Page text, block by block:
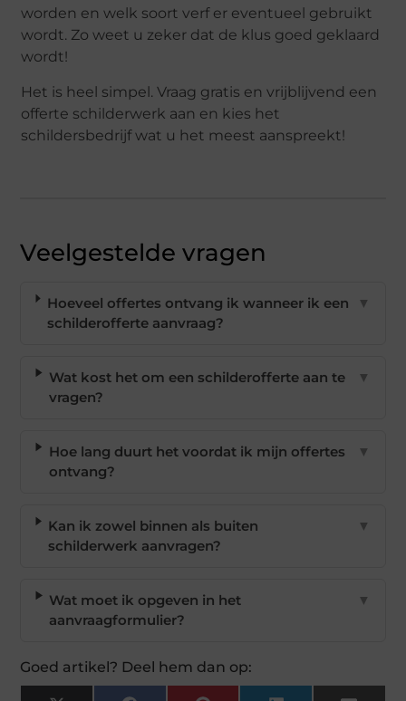
worden en welk soort verf er eventueel gebruikt
wordt. Zo weet u zeker dat de klus goed geklaard
wordt!
Het is heel simpel. Vraag gratis en vrijblijvend een
offerte schilderwerk aan en kies het
schildersbedrijf wat u het meest aanspreekt!
Veelgestelde vragen
Hoeveel offertes ontvang ik wanneer ik een
schilderofferte aanvraag?
▼
Wat kost het om een schilderofferte aan te
vragen?
▼
Hoe lang duurt het voordat ik mijn offertes
ontvang?
▼
Kan ik zowel binnen als buiten
schilderwerk aanvragen?
▼
Wat moet ik opgeven in het
aanvraagformulier?
▼
Goed artikel? Deel hem dan op: